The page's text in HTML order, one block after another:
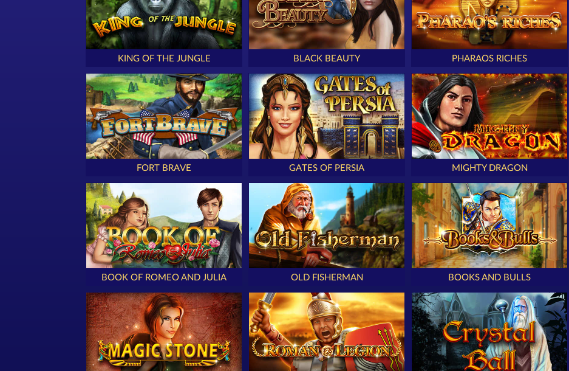
KING OF THE JUNGLE BLACK BEAUTY PHARAOS RICHES
FORT BRAVE GATES OF PERSIA MIGHTY DRAGON
BOOK OF ROMEO AND JULIA OLD FISHERMAN BOOKS AND BULLS